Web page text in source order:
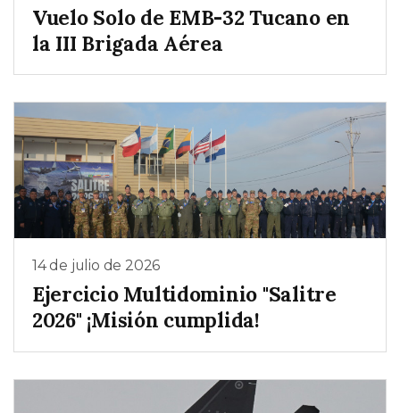
Vuelo Solo de EMB-32 Tucano en
la III Brigada Aérea
14 de julio de 2026
Ejercicio Multidominio "Salitre
2026" ¡Misión cumplida!